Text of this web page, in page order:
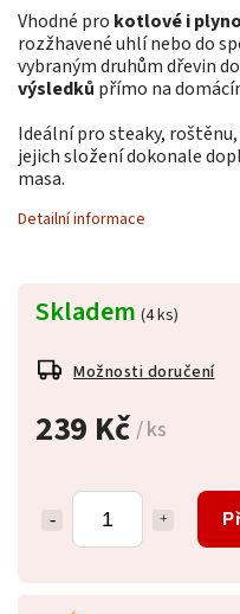
239 Kč / ks
Skladem (4 ks)
Možnosti doručení
Vhodné pro kotlové i
rozžhavené uhlí nebo do
vybraným druhům dřevin
výsledků přímo na
Ideální pro steaky,
jejich složení dokonale
masa.
Detailní informace